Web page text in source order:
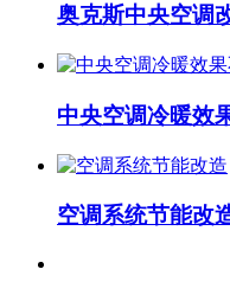
奥克斯中央空调
中央空调冷暖效
空调系统节能改